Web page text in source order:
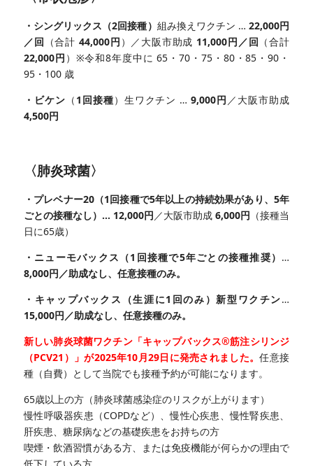
・シングリックス（2回接種） 組み換えワクチン … 22,000円
／回 （合計 44,000円 ）／大阪市助成 11,000円／回 （合計
22,000円 ）※令和8年度中に 65・70・75・80・85・90・
95・100 歳
・ビケン （ 1回接種）生ワクチン …9,000円 ／大阪市助成
4,500円
〈肺炎球菌〉
・プレベナー20（1回接種で5年以上の持続効果があり、5年
ごとの接種なし）… 12,000円／大阪市助成 6,000円 （接種当
日に65歳）
・ニューモバックス（1回接種で5年ごとの接種推奨） …
8,000円／助成なし、任意接種のみ。
・キャップバックス（生涯に1回のみ ）新型ワクチン…
15,000円／助成なし、任意接種のみ。
新しい肺炎球菌ワクチン「キャップバックス®筋注シリンジ
（PCV21）」が2025年10月29日に発売されました。任意接
種（自費）として当院でも接種予約が可能になります。
65歳以上の方（肺炎球菌感染症のリスクが上がります）
慢性呼吸器疾患（COPDなど）、慢性心疾患、慢性腎疾患、
肝疾患、糖尿病などの基礎疾患をお持ちの方
喫煙・飲酒習慣がある方、または免疫機能が何らかの理由で